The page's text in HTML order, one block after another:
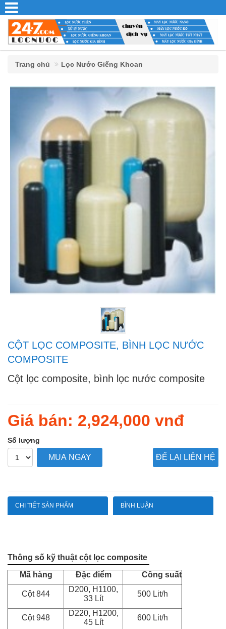
Trang chủ Lọc Nước Giếng Khoan
CỘT LỌC COMPOSITE, BÌNH LỌC NƯỚC
COMPOSITE
Cột lọc composite, bình lọc nước composite
price
Giá bán: 2,924,000 vnđ
Số lượng
MUA NGAY ĐỂ LẠI LIÊN HỆ
CHI TIẾT SẢN PHẨM BÌNH LUẬN
Thông số kỹ thuật cột lọc composite
Mã hàng
Đặc điểm Công suất
Cột 844
D200, H1100,
33 Lít
500 Lit/h
Cột 948
D220, H1200,
45 Lít
600 Lit/h